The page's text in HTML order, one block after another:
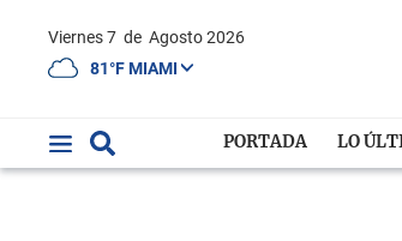
Viernes 7 de Agosto 2026
81°F MIAMI
PORTADA LO